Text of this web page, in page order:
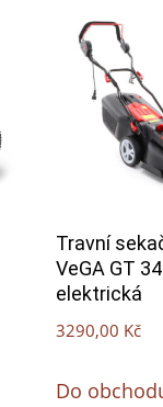
Travní
VeGA GT
elektrická
3290,00 Kč
Do